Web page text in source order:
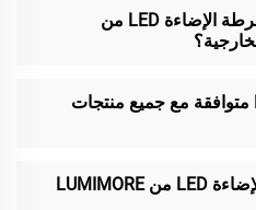
هل يمكنني استخدام أشرطة الإضاءة LED من
هل وحدات تشغيل LED متوافقة مع جميع منتجات
ما الذي يجعل شرائط الإضاءة LED من LUMIMORE